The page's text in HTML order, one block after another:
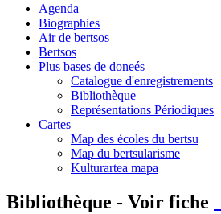
Agenda
Biographies
Air de bertsos
Bertsos
Plus bases de doneés
Catalogue d'enregistrements
Bibliothèque
Représentations Périodiques
Cartes
Map des écoles du bertsu
Map du bertsularisme
Kulturartea mapa
Bibliothèque - Voir fiche